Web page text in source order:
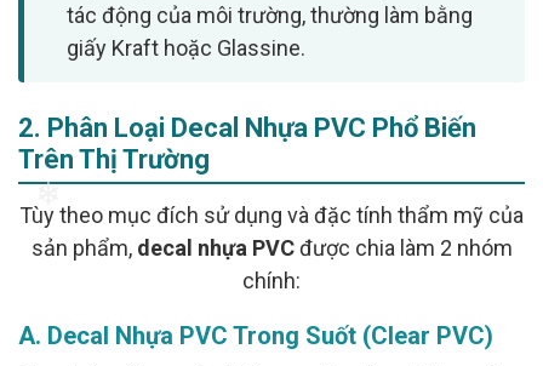
tác động của môi trường, thường làm bằng
giấy Kraft hoặc Glassine.
2. Phân Loại Decal Nhựa PVC Phổ Biến
Trên Thị Trường
Tùy theo mục đích sử dụng và đặc tính thẩm mỹ của
sản phẩm, decal nhựa PVCđược chia làm 2 nhóm
chính:
A. Decal Nhựa PVC Trong Suốt (Clear PVC)
❄